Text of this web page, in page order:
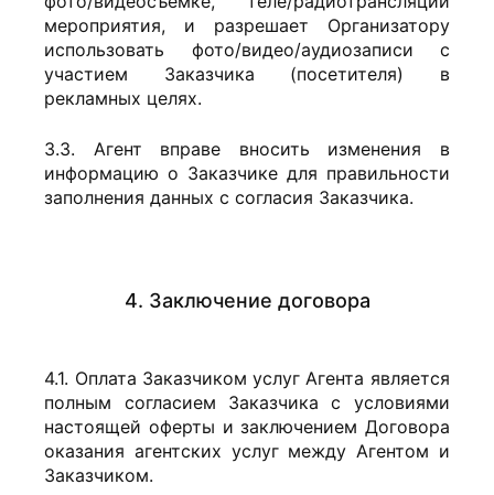
мероприятия, и разрешает Организатору
использовать фото/видео/аудиозаписи с
участием Заказчика (посетителя) в
рекламных целях.
3.3. Агент вправе вносить изменения в
информацию о Заказчике для правильности
заполнения данных с согласия Заказчика.
4. Заключение договора
4.1. Оплата Заказчиком услуг Агента является
полным согласием Заказчика с условиями
настоящей оферты и заключением Договора
оказания агентских услуг между Агентом и
Заказчиком.